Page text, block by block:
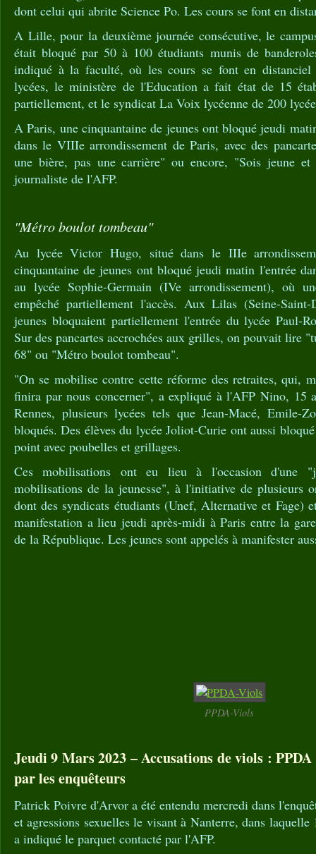
dont celui qui abrite Science Po. Les cours se font en
A Lille, pour la deuxième journée consécutive, le
était bloqué par 50 à 100 étudiants munis de
indiqué à la faculté, où les cours se font en distanciel
lycées, le ministère de l'Education a fait état de 15
partiellement, et le syndicat La Voix lycéenne de 200
A Paris, une cinquantaine de jeunes ont bloqué jeudi
dans le VIIIe arrondissement de Paris, avec des
une bière, pas une carrière" ou encore, "Sois jeune
journaliste de l'AFP.
"Métro boulot tombeau"
Au lycée Victor Hugo, situé dans le IIIe
cinquantaine de jeunes ont bloqué jeudi matin l'entrée
au lycée Sophie-Germain (IVe arrondissement), où
empêché partiellement l'accès. Aux Lilas (Seine-
jeunes bloquaient partiellement l'entrée du lycée Paul-
Sur des pancartes accrochées aux grilles, on pouvait lire
68" ou "Métro boulot tombeau".
"On se mobilise contre cette réforme des retraites, qui,
finira par nous concerner", a expliqué à l'AFP Nino, 15
Rennes, plusieurs lycées tels que Jean-Macé, Emile-
bloqués. Des élèves du lycée Joliot-Curie ont aussi
point avec poubelles et grillages.
Ces mobilisations ont eu lieu à l'occasion d'une
mobilisations de la jeunesse", à l'initiative de plusieurs
dont des syndicats étudiants (Unef, Alternative et Fage)
manifestation a lieu jeudi après-midi à Paris entre la
de la République. Les jeunes sont appelés à manifester
PPDA-Viols
Jeudi 9 Mars 2023 – Accusations de viols :
par les enquêteurs
Patrick Poivre d'Arvor a été entendu mercredi dans
et agressions sexuelles le visant à Nanterre, dans
a indiqué le parquet contacté par l'AFP.